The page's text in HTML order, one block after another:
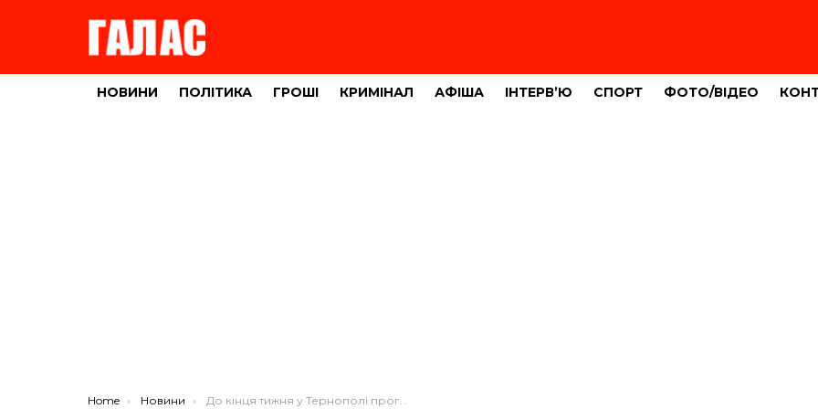
НОВИНИ ПОЛІТИКА ГРОШІ КРИМІНАЛ АФІША ІНТЕРВ’Ю СПОРТ ФОТО/ВІДЕО
You are here:
Home Новини До кінця тижня у Тернополі прогнозують неймовірну спеку